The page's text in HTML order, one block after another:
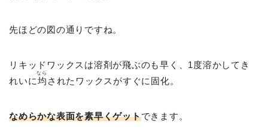
先ほどの図の通りですね。
リキッドワックスは溶剤が飛ぶのも早く、1度溶かしてき
れいに均
なら
されたワックスがすぐに固化。
なめらかな表面を素早くゲットできます。